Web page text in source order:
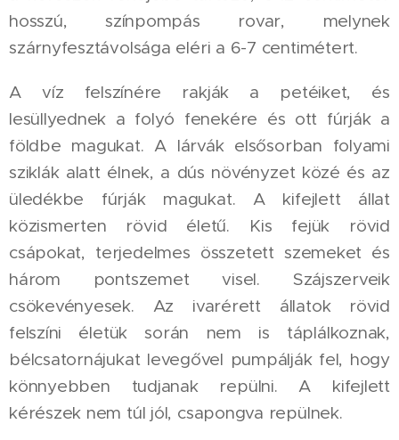
hosszú, színpompás rovar, melynek
szárnyfesztávolsága eléri a 6-7 centimétert.
A víz felszínére rakják a petéiket, és
lesüllyednek a folyó fenekére és ott fúrják a
földbe magukat. A lárvák elsősorban folyami
sziklák alatt élnek, a dús növényzet közé és az
üledékbe fúrják magukat. A kifejlett állat
közismerten rövid életű. Kis fejük rövid
csápokat, terjedelmes összetett szemeket és
három pontszemet visel. Szájszerveik
csökevényesek. Az ivarérett állatok rövid
felszíni életük során nem is táplálkoznak,
bélcsatornájukat levegővel pumpálják fel, hogy
könnyebben tudjanak repülni. A kifejlett
kérészek nem túl jól, csapongva repülnek.